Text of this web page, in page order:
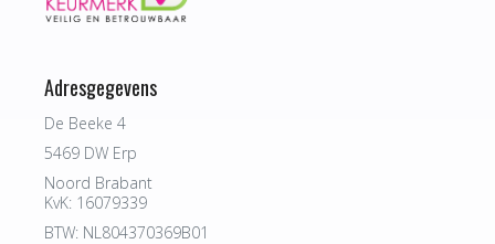
Adresgegevens
De Beeke 4
5469 DW Erp
Noord Brabant
KvK: 16079339
BTW: NL804370369B01